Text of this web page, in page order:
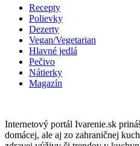
Recepty
Polievky
Dezerty
Vegan/Vegetarian
Hlavné jedlá
Pečivo
Nátierky
Magazín
Internetový portál Ivarenie.sk
domácej, ale aj zo zahraničnej